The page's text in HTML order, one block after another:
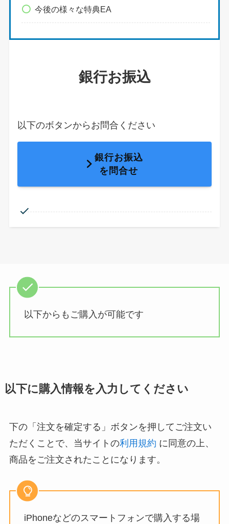
今後の様々な特典EA
銀行お振込
以下のボタンからお問合ください
銀行お振込
を問合せ
以下からもご購入が可能です
以下に購入情報を入力してください
下の「注文を確定する」ボタンを押してご注文い
ただくことで、当サイトの利用規約 に同意の上、
商品をご注文されたことになります。
iPhoneなどのスマートフォンで購入する場